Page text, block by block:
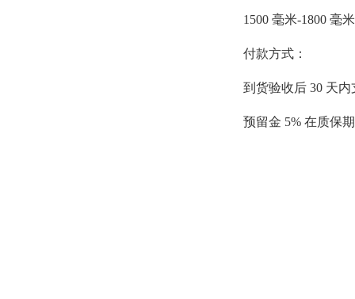
1500 毫米-1800 毫
付款方式：
到货验收后 30 天
预留金 5% 在质保